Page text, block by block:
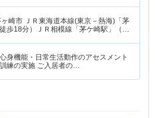
崎市 ＪＲ東海道本線(東京－熱海)「茅
歩18分）ＪＲ相模線「茅ケ崎駅」（徒
身機能・日常生活動作のアセスメント
練の実施 ご入居者の…